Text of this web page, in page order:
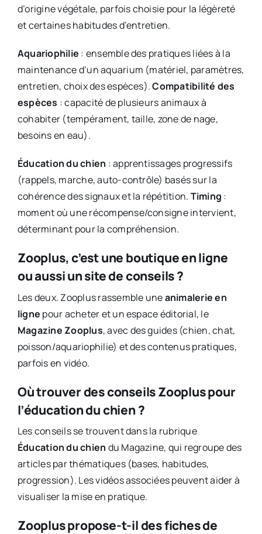
d’origine végétale, parfois choisie pour la légèreté
et certaines habitudes d’entretien.
Aquariophilie : ensemble des pratiques liées à la
maintenance d’un aquarium (matériel, paramètres,
entretien, choix des espèces).Compatibilité des
espèces : capacité de plusieurs animaux à
cohabiter (tempérament, taille, zone de nage,
besoins en eau).
Éducation du chien : apprentissages progressifs
(rappels, marche, auto-contrôle) basés sur la
cohérence des signaux et la répétition. Timing :
moment où une récompense/consigne intervient,
déterminant pour la compréhension.
Zooplus, c’est une boutique en ligne
ou aussi un site de conseils ?
Les deux. Zooplus rassemble uneanimalerie en
ligne pour acheter et un espace éditorial, le
Magazine Zooplus, avec des guides (chien, chat,
poisson/aquariophilie) et des contenus pratiques,
parfois en vidéo.
Où trouver des conseils Zooplus pour
l’éducation du chien ?
Les conseils se trouvent dans la rubrique
Éducation du chien du Magazine, qui regroupe des
articles par thématiques (bases, habitudes,
progression). Les vidéos associées peuvent aider à
visualiser la mise en pratique.
Zooplus propose-t-il des fiches de